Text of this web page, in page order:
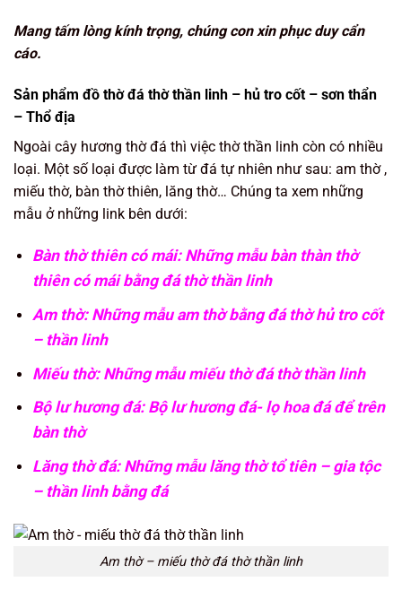
Mang tấm lòng kính trọng, chúng con xin phục duy cẩn
cáo.
Sản phẩm đồ thờ đá thờ thần linh – hủ tro cốt – sơn thẩn
– Thổ địa
Ngoài cây hương thờ đá thì việc thờ thần linh còn có nhiều
loại. Một số loại được làm từ đá tự nhiên như sau: am thờ ,
miếu thờ, bàn thờ thiên, lăng thờ… Chúng ta xem những
mẫu ở những link bên dưới:
Bàn thờ thiên có mái: Những mẫu bàn thàn thờ
thiên có mái bằng đá thờ thần linh
Am thờ: Những mẫu am thờ bằng đá thờ hủ tro cốt
– thần linh
Miếu thờ: Những mẫu miếu thờ đá thờ thần linh
Bộ lư hương đá: Bộ lư hương đá- lọ hoa đá để trên
bàn thờ
Lăng thờ đá:Những mẫu lăng thờ tổ tiên – gia tộc
– thần linh bằng đá
Am thờ – miếu thờ đá thờ thần linh